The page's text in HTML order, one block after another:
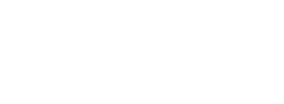
hotela. Taxa nie je zahrnutá v cene zájazdu a musí byť uhradená
či protiepidemických opatrení v danej destinácii.